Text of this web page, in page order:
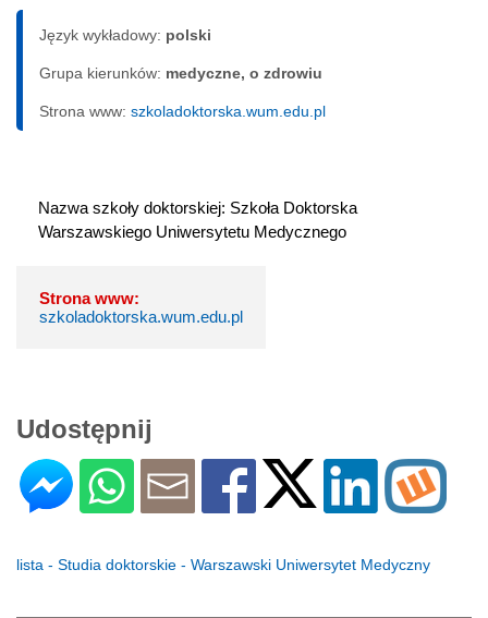
Język wykładowy: polski
Grupa kierunków: medyczne, o zdrowiu
Strona www: szkoladoktorska.wum.edu.pl
Nazwa szkoły doktorskiej: Szkoła Doktorska
Warszawskiego Uniwersytetu Medycznego
Strona www:
szkoladoktorska.wum.edu.pl
Udostępnij
lista - Studia doktorskie - Warszawski Uniwersytet Medyczny